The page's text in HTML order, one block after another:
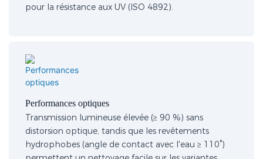
pour la résistance aux UV (ISO 4892).
Performances optiques
Transmission lumineuse élevée (≥ 90 %) sans
distorsion optique, tandis que les revêtements
hydrophobes (angle de contact avec l'eau ≥ 110°)